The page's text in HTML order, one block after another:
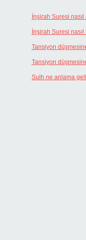
İnşirah Suresi
İnşirah Suresi
Tansiyon
Tansiyon
Sulh ne anlama